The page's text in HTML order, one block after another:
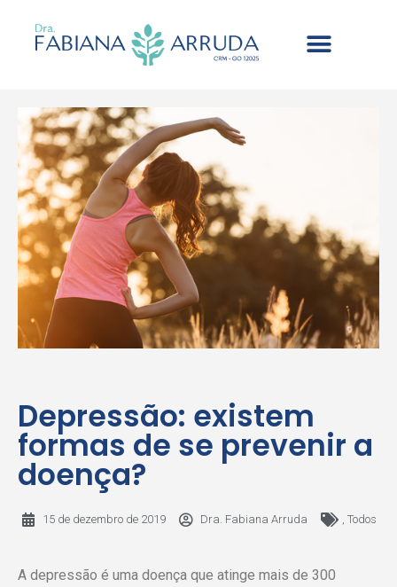
Depressão: existem
formas de se prevenir a
doença?
15 de dezembro de 2019 Dra. Fabiana Arruda , Todos
A depressão é uma doença que atinge mais de 300